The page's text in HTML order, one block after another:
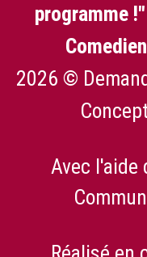
programme !"
2026 ©
Avec l'aide